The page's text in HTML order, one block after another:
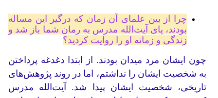
چرا از بین علمای آن زمان که درگیر این مساله
بودند، پای آیت‌الله مدرس به رمان شما باز شد و
زندگی و زمانه او را روایت کردید؟
چون ایشان مرد میدان بودند. از ابتدا دغدغه پرداختن
به شخصیت ایشان را نداشتم، اما در روند پژوهش‌های
تاریخی،‌ شخصیت ایشان پیدا شد. آیت‌الله مدرس